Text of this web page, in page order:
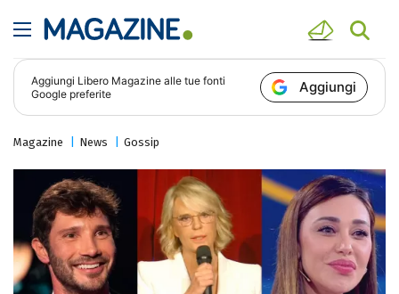
Aggiungi Libero Magazine alle tue fonti
Google preferite
Aggiungi
Magazine News Gossip